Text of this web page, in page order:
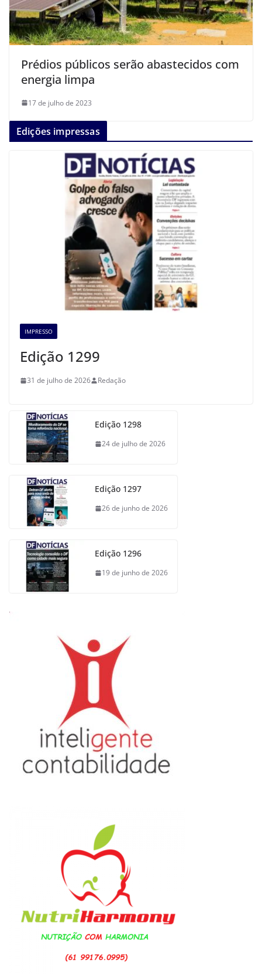
Prédios públicos serão abastecidos com
energia limpa
17 de julho de 2023
Edições impressas
IMPRESSO
Edição 1299
31 de julho de 2026 Redação
Edição 1298
24 de julho de 2026
Edição 1297
26 de junho de 2026
Edição 1296
19 de junho de 2026